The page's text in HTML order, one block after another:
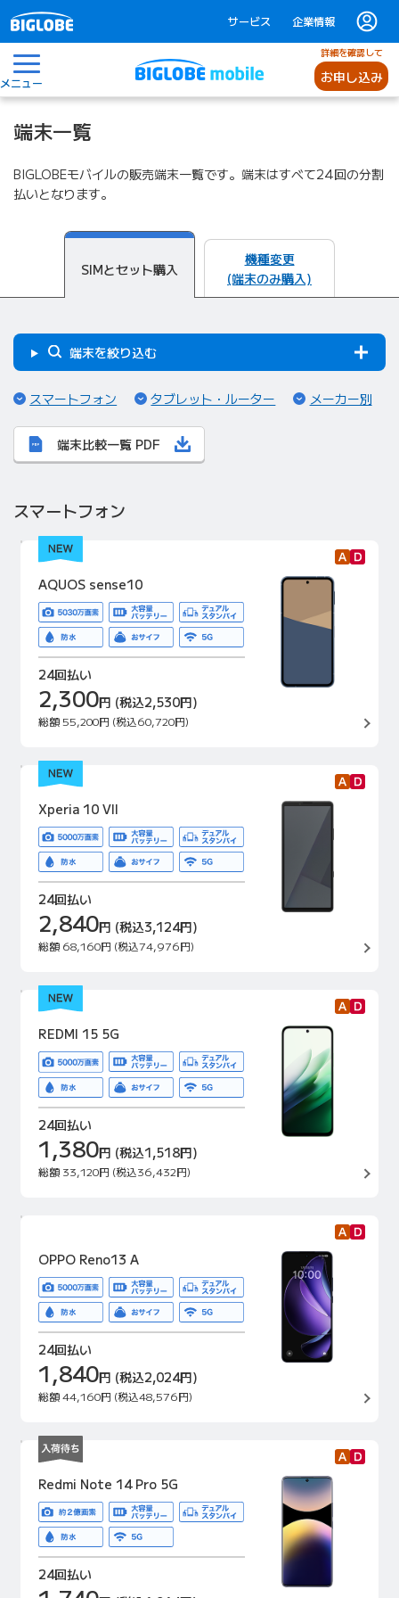
サービス 企業情報
メニュー
詳細を確認して
お申し込み
端末一覧
BIGLOBEモバイルの販売端末一覧です。端末はすべて24回の分割
払いとなります。
SIMとセット購入
機種変更
(端末のみ購入)
端末を絞り込む
スマートフォン （ページ内リンク）
タブレット・ルーター （ページ内リンク）
メーカー別（
端末比較一覧 PDF
スマートフォン
AQUOS sense10
24回払い
2,300円 (税込2,530円)
総額 55,200円 (税込60,720円)
Xperia 10 VII
24回払い
2,840円 (税込3,124円)
総額 68,160円 (税込74,976円)
REDMI 15 5G
24回払い
1,380円 (税込1,518円)
総額 33,120円 (税込36,432円)
OPPO Reno13 A
24回払い
1,840円 (税込2,024円)
総額44,160円 (税込48,576円)
Redmi Note 14 Pro 5G
24回払い